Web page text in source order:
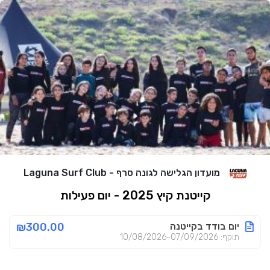
מועדון הגלישה לגונה סרף - Laguna Surf Club
קייטנת קיץ 2025 - יום פעילות
יום בודד בקייטנה
תוקף: 10/08/2026-07/09/2026
₪300.00